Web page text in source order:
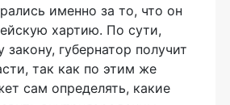
именно за то, что он
хартию. По сути,
закону, губернатор получит
так как по этим же
сам определять, какие